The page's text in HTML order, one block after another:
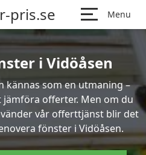
pris.se Menu
i Vidöåsen
kännas som en utmaning –
offerter. Men om du
vår offerttjänst blir det
fönster i Vidöåsen.